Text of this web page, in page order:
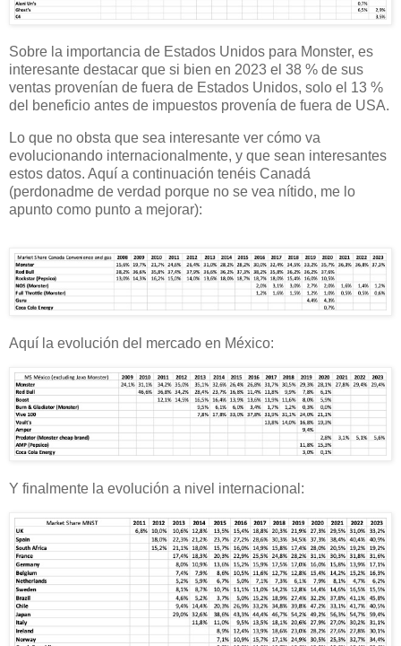
Sobre la importancia de Estados Unidos para Monster, es
interesante destacar que si bien en 2023 el 38 % de sus
ventas provenían de fuera de Estados Unidos, solo el 13 %
del beneficio antes de impuestos provenía de fuera de USA.
Lo que no obsta que sea interesante ver cómo va
evolucionando internacionalmente, y que sean interesantes
estos datos. Aquí a continuación tenéis Canadá
(perdonadme de verdad porque no se vea nítido, me lo
apunto como punto a mejorar):
Aquí la evolución del mercado en México:
Y finalmente la evolución a nivel internacional: